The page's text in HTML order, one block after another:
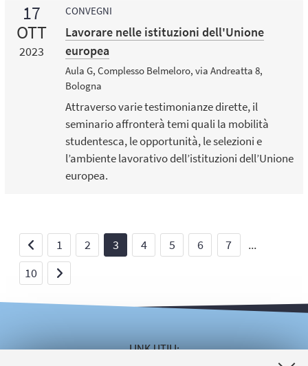
17
OTT
2023
CONVEGNI
Lavorare nelle istituzioni dell'Unione
europea
Aula G, Complesso Belmeloro, via Andreatta 8,
Bologna
Attraverso varie testimonianze dirette, il
seminario affronterà temi quali la mobilità
studentesca, le opportunità, le selezioni e
l’ambiente lavorativo dell’istituzioni dell’Unione
europea.
1 2 3 4 5 6 7
...
10
LINK UTILI